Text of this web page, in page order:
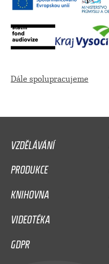
Dále spolupracujeme
VZDĚLÁVÁNÍ
PRODUKCE
KNIHOVNA
VIDEOTÉKA
GDPR